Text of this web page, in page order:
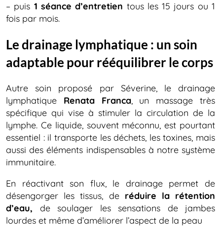
– puis 1 séance d’entretien tous les 15 jours ou 1
fois par mois.
Le drainage lymphatique : un soin
adaptable pour rééquilibrer le corps
Autre soin proposé par Séverine, le drainage
lymphatique Renata Franca, un massage très
spécifique qui vise à stimuler la circulation de la
lymphe. Ce liquide, souvent méconnu, est pourtant
essentiel : il transporte les déchets, les toxines, mais
aussi des éléments indispensables à notre système
immunitaire.
En réactivant son flux, le drainage permet de
désengorger les tissus, deréduire la rétention
d’eau, de soulager les sensations de jambes
lourdes et même d’améliorer l’aspect de la peau